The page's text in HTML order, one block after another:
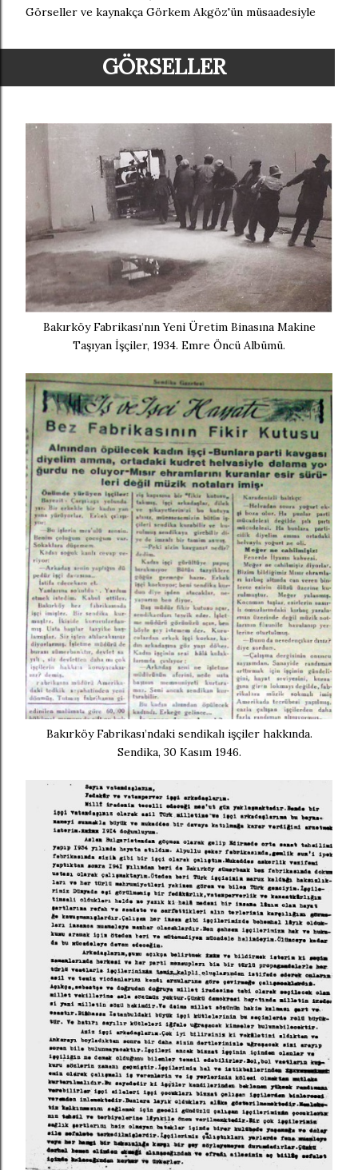
Görseller ve kaynakça Görkem Akgöz'ün müsaadesiyle
GÖRSELLER
Bakırköy Fabrikası’nın Yeni Üretim Binasına Makine
Taşıyan İşçiler, 1934. Emre Öncü Albümü.
Bakırköy Fabrikası’ndaki sendikalı işçiler hakkında.
Sendika, 30 Kasım 1946.